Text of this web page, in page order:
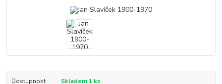
Dostupnost Skladem 1 ks